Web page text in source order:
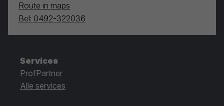
Route in maps
Bel: 0492-322036
Services
ProfPartner
Alle services